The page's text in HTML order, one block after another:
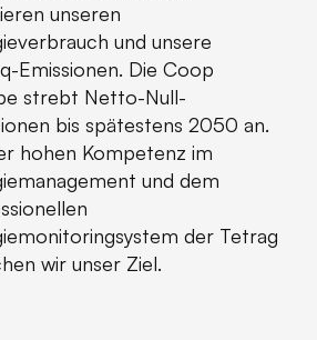
unseren
und unsere
Emissionen. Die Coop
strebt Netto-Null-
bis spätestens 2050 an.
hohen Kompetenz im
und dem
der Tetrag
wir unser Ziel.